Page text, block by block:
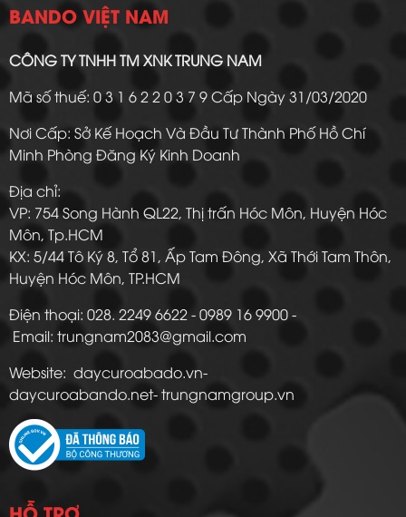
BANDO VIỆT NAM
CÔNG TY TNHH TM XNK TRUNG NAM
Mã số thuế: 0 3 1 6 2 2 0 3 7 9 Cấp Ngày 31/03/2020
Nơi Cấp: Sở Kế Hoạch Và Đầu Tư Thành Phố Hồ Chí
Minh Phòng Đăng Ký Kinh Doanh
Địa chỉ:
VP: 754 Song Hành QL22, Thị trấn Hóc Môn, Huyện Hóc
Môn, Tp.HCM
KX: 5/44 Tô Ký 8, Tổ 81, Ấp Tam Đông, Xã Thới Tam Thôn,
Huyện Hóc Môn, TP.HCM
Điện thoại: 028. 2249 6622 - 0989 16 9900 -
Email: trungnam2083@gmail.com
Website: daycuroabado.vn-
daycuroabando.net- trungnamgroup.vn